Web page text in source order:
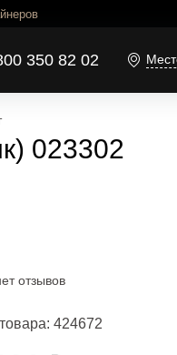
350 82 02
023302
отзывов
424672